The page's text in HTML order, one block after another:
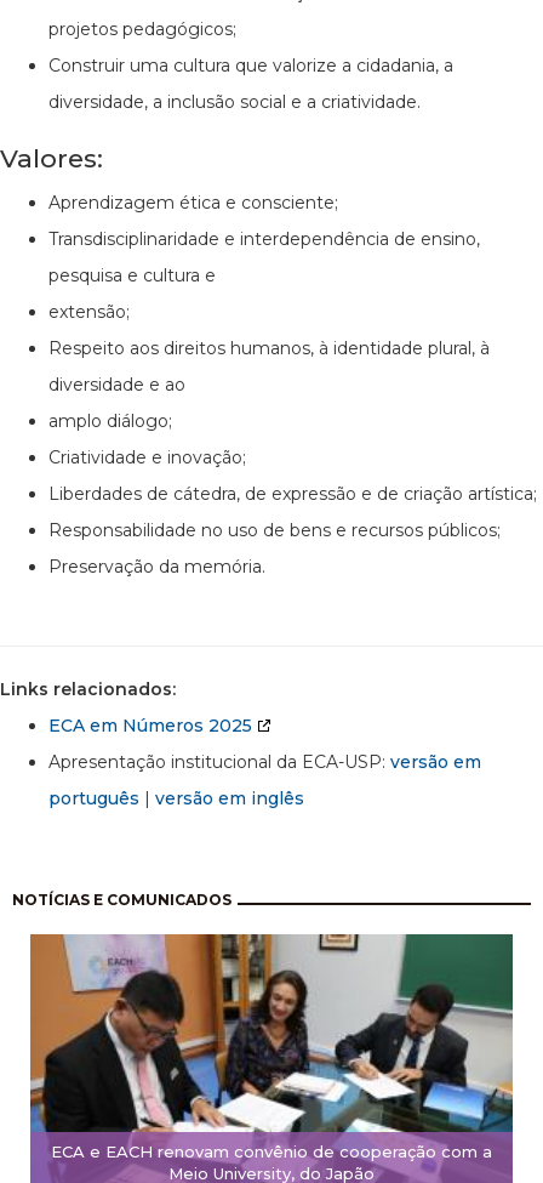
projetos pedagógicos;
Construir uma cultura que valorize a cidadania, a
diversidade, a inclusão social e a criatividade.
Valores:
Aprendizagem ética e consciente;
Transdisciplinaridade e interdependência de ensino,
pesquisa e cultura e
extensão;
Respeito aos direitos humanos, à identidade plural, à
diversidade e ao
amplo diálogo;
Criatividade e inovação;
Liberdades de cátedra, de expressão e de criação artística;
Responsabilidade no uso de bens e recursos públicos;
Preservação da memória.
Links relacionados:
ECA em Números 2025
Apresentação institucional da ECA-USP: versão em
português | versão em inglês
NOTÍCIAS E COMUNICADOS
ECA e EACH renovam convênio de cooperação com a
Meio University, do Japão
Paginação